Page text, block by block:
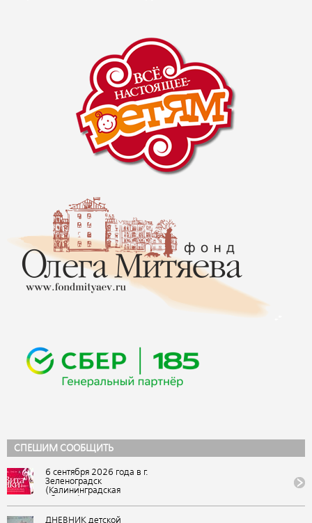
СПЕШИМ СООБЩИТЬ
6 сентября 2026 года в г.
Зеленоградск
(Калининградская
Всероссийский
фестиваль авторской
ДНЕВНИК детской